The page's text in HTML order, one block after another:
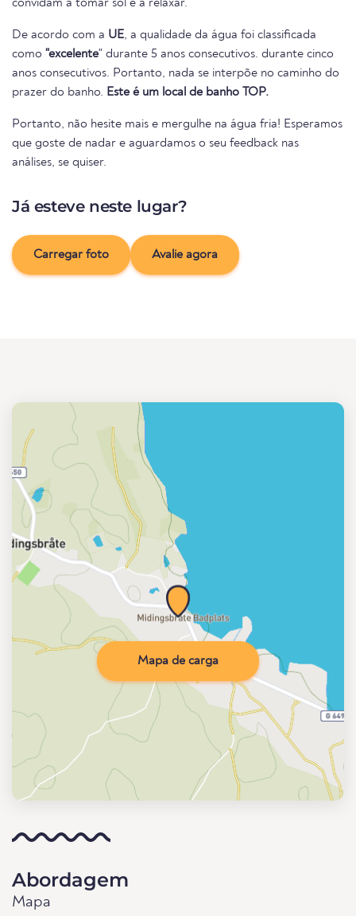
convidam a tomar sol e a relaxar.
De acordo com a UE, a qualidade da água foi classificada
como "excelente" durante 5 anos consecutivos. durante cinco
anos consecutivos. Portanto, nada se interpõe no caminho do
prazer do banho. Este é um local de banho TOP.
Portanto, não hesite mais e mergulhe na água fria! Esperamos
que goste de nadar e aguardamos o seu feedback nas
análises, se quiser.
Já esteve neste lugar?
Carregar foto Avalie agora
Mapa de carga
Abordagem
Mapa